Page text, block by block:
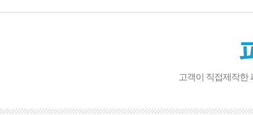
고객이 직접제작한